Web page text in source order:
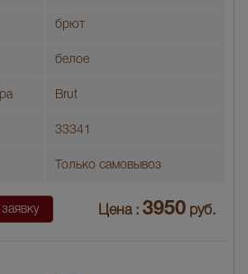
брют
белое
Brut
33341
Только самовывоз
Цена : 3950 руб.